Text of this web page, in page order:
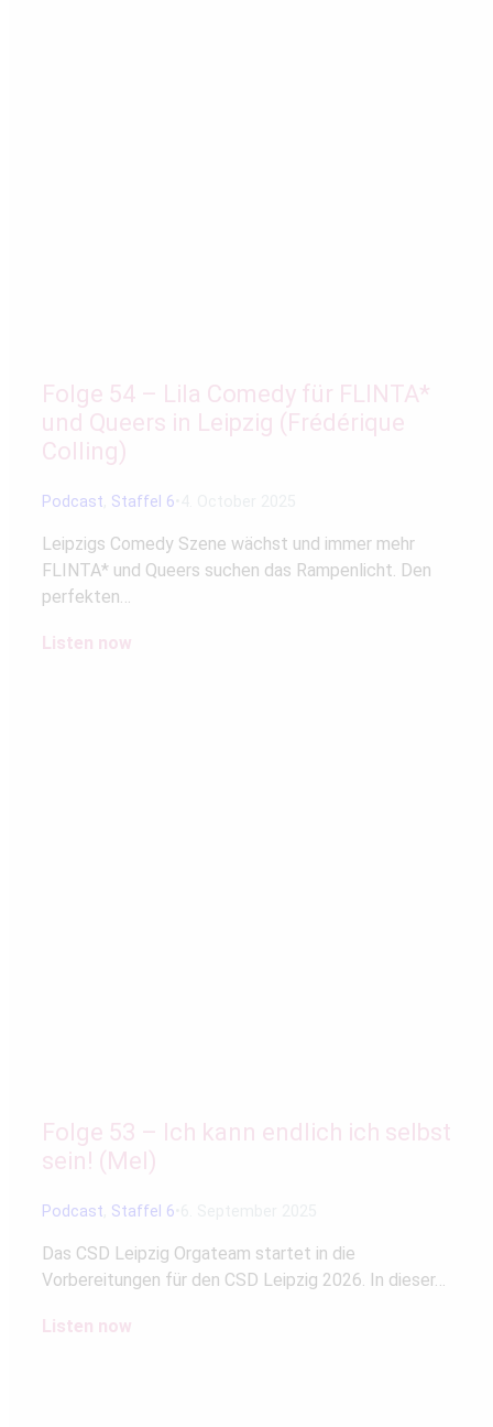
Folge 54 – Lila Comedy für FLINTA*
und Queers in Leipzig (Frédérique
Colling)
Podcast Staffel 6
Leipzigs Comedy Szene wächst und immer mehr
FLINTA* und Queers suchen das Rampenlicht. Den
perfekten…
Listen now
Folge 53 – Ich kann endlich ich selbst
sein! (Mel)
Podcast Staffel 6
Das CSD Leipzig Orgateam startet in die
Vorbereitungen für den CSD Leipzig 2026. In dieser…
Listen now